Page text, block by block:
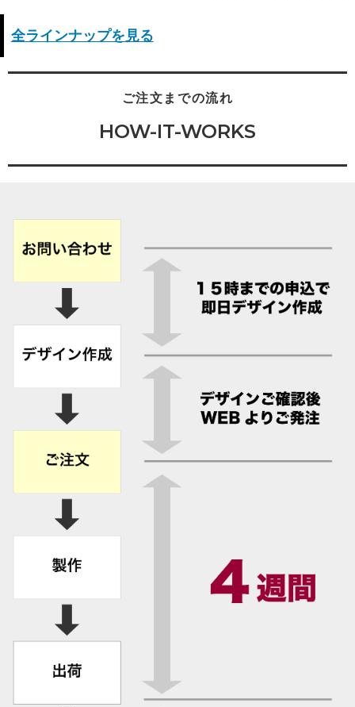
全ラインナップを見る
ご注文までの流れ
HOW-IT-WORKS